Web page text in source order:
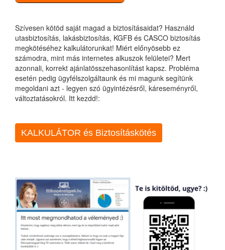
Szívesen kötöd saját magad a biztosításaidat? Használd
utasbiztosítás, lakásbiztosítás, KGFB és CASCO biztosítás
megkötéséhez kalkulátorunkat! Miért előnyösebb ez
számodra, mint más internetes alkuszok felületei? Mert
azonnali, korrekt ajánlatösszehasonlítást kapsz. Probléma
esetén pedig ügyfélszolgáltaunk és mi magunk segítünk
megoldani azt - legyen szó ügyintézésről, káreseményről,
változtatásokról. Itt kezdd!:
KALKULÁTOR és Biztosításkötés